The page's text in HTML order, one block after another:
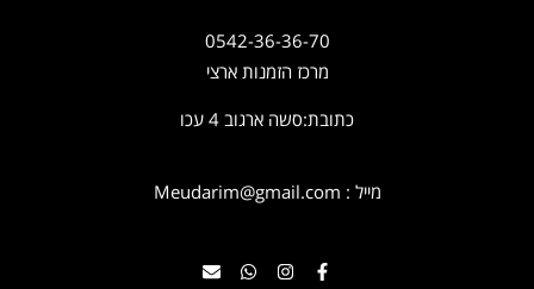
0542-36-36-70
מרכז הזמנות ארצי
כתובת:סשה ארגוב 4 עכו
מייל : Meudarim@gmail.com